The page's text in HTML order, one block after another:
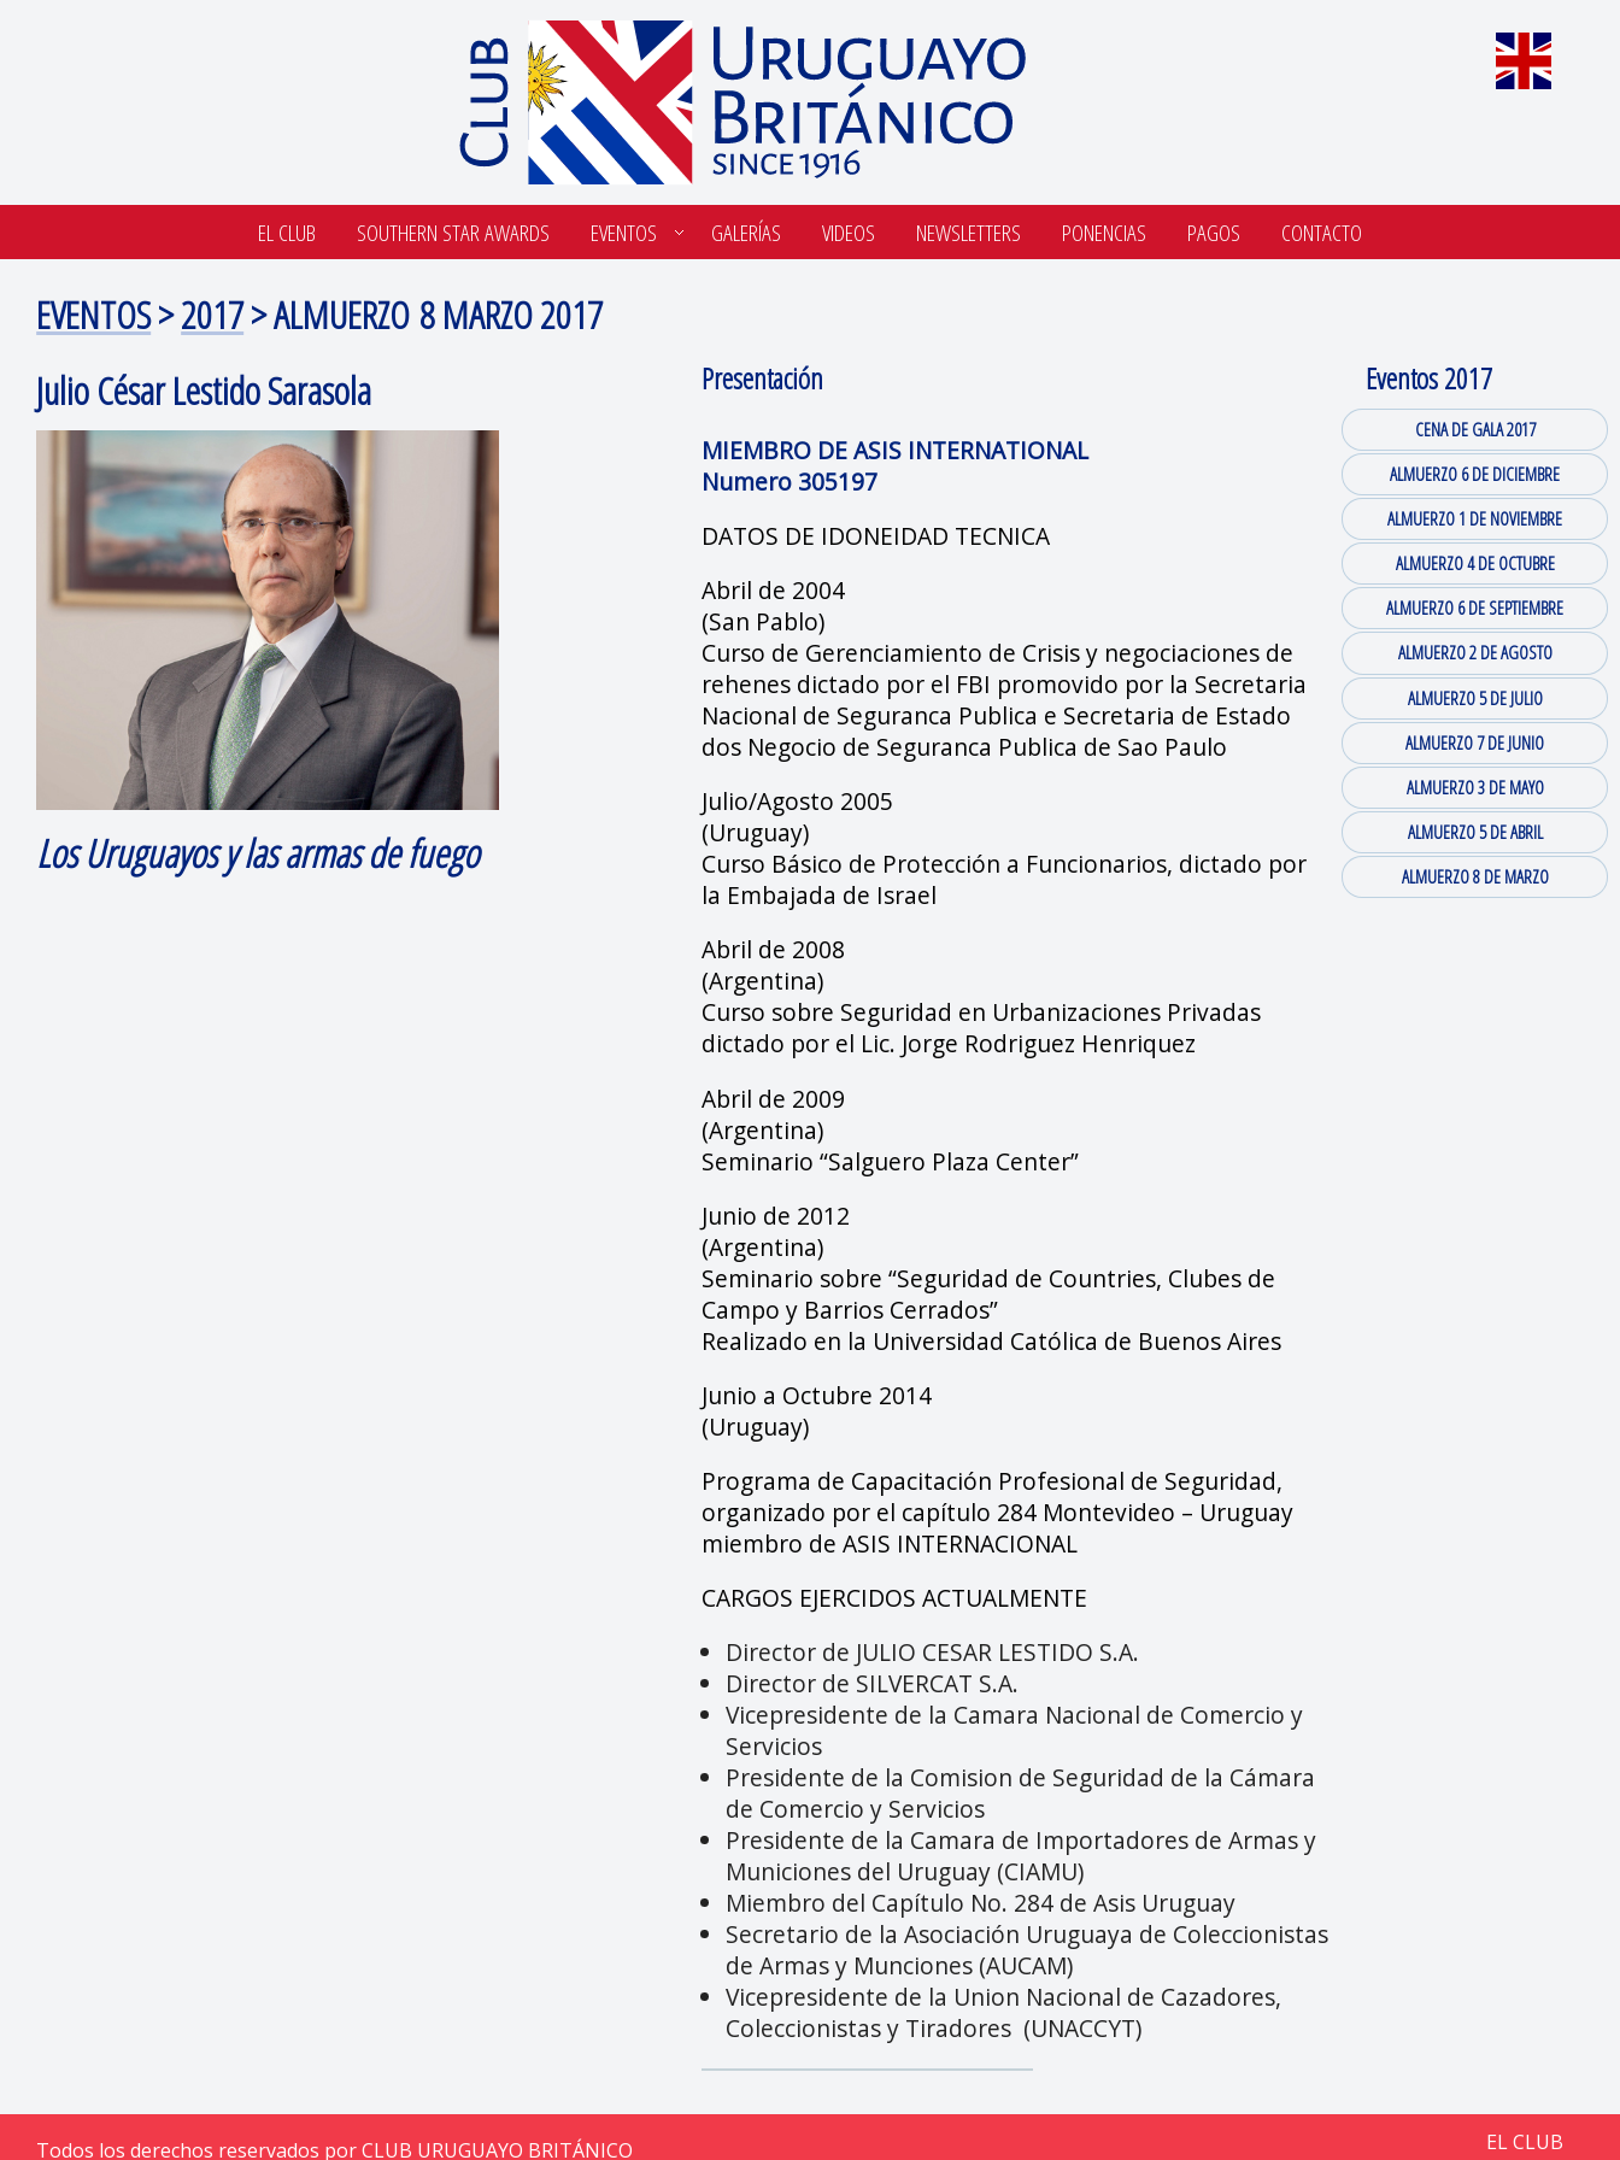
EL CLUB SOUTHERN STAR AWARDS EVENTOS GALERÍAS VIDEOS NEWSLETTERS PONENCIAS PAGOS CONTACTO
EVENTOS>2017> ALMUERZO 8 MARZO 2017
Julio César Lestido Sarasola
Los Uruguayos y las armas de fuego
Presentación
MIEMBRO DE ASIS INTERNATIONAL
Numero 305197
DATOS DE IDONEIDAD TECNICA
Abril de 2004
(San Pablo)
Curso de Gerenciamiento de Crisis y negociaciones de
rehenes dictado por el FBI promovido por la Secretaria
Nacional de Seguranca Publica e Secretaria de Estado
dos Negocio de Seguranca Publica de Sao Paulo
Julio/Agosto 2005
(Uruguay)
Curso Básico de Protección a Funcionarios, dictado por
la Embajada de Israel
Abril de 2008
(Argentina)
Curso sobre Seguridad en Urbanizaciones Privadas
dictado por el Lic. Jorge Rodriguez Henriquez
Abril de 2009
(Argentina)
Seminario “Salguero Plaza Center”
Junio de 2012
(Argentina)
Seminario sobre “Seguridad de Countries, Clubes de
Campo y Barrios Cerrados”
Realizado en la Universidad Católica de Buenos Aires
Junio a Octubre 2014
(Uruguay)
Programa de Capacitación Profesional de Seguridad,
organizado por el capítulo 284 Montevideo – Uruguay
miembro de ASIS INTERNACIONAL
CARGOS EJERCIDOS ACTUALMENTE
Director de JULIO CESAR LESTIDO S.A.
Director de SILVERCAT S.A.
Vicepresidente de la Camara Nacional de Comercio y
Servicios
Presidente de la Comision de Seguridad de la Cámara
de Comercio y Servicios
Presidente de la Camara de Importadores de Armas y
Municiones del Uruguay (CIAMU)
Miembro del Capítulo No. 284 de Asis Uruguay
Secretario de la Asociación Uruguaya de Coleccionistas
de Armas y Munciones (AUCAM)
Vicepresidente de la Union Nacional de Cazadores,
Coleccionistas y Tiradores (UNACCYT)
Eventos 2017
CENA DE GALA 2017
ALMUERZO 6 DE DICIEMBRE
ALMUERZO 1 DE NOVIEMBRE
ALMUERZO 4 DE OCTUBRE
ALMUERZO 6 DE SEPTIEMBRE
ALMUERZO 2 DE AGOSTO
ALMUERZO 5 DE JULIO
ALMUERZO 7 DE JUNIO
ALMUERZO 3 DE MAYO
ALMUERZO 5 DE ABRIL
ALMUERZO 8 DE MARZO
Todos los derechos reservados por CLUB URUGUAYO BRITÁNICO EL CLUB